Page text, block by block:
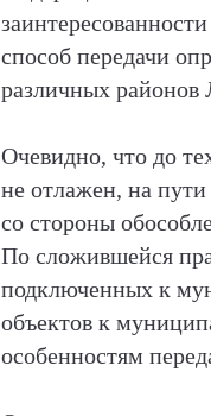
способ передачи
различных районов
Очевидно, что до
не отлажен, на
со стороны
По сложившейся
подключенных к
объектов к
особенностям